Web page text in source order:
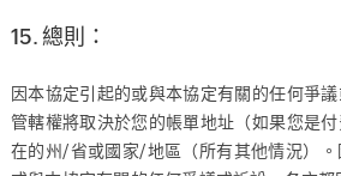
15. 總則：
因本協定引起的或與本協定有關的任何爭
管轄權將取決於您的帳單地址（如果您是
在的州/省或國家/地區（所有其他情況）